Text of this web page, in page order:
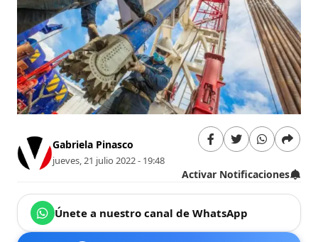
Gabriela Pinasco
jueves, 21 julio 2022 - 19:48
Activar Notificaciones
Únete a nuestro canal de WhatsApp